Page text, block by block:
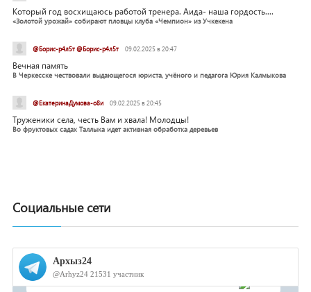
Который год восхищаюсь работой тренера. Аида- наша гордость....
«Золотой урожай» собирают пловцы клуба «Чемпион» из Учкекена
@Борис-р4л5т @Борис-р4л5т 09.02.2025 в 20:47
Вечная память
В Черкесске чествовали выдающегося юриста, учёного и педагога Юрия Калмыкова
@ЕкатеринаДумова-о8и 09.02.2025 в 20:45
Труженики села, честь Вам и хвала! Молодцы!
Во фруктовых садах Таллыка идет активная обработка деревьев
Социальные сети